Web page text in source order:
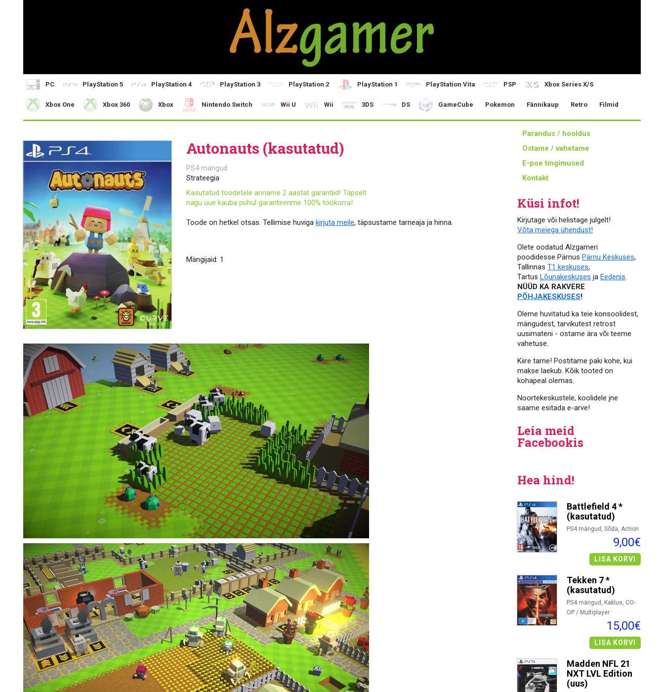
PC PlayStation 5 PlayStation 4 PlayStation 3 PlayStation 2 PlayStation 1 PlayStation Vita PSP Xbox Series X/S
Xbox One Xbox 360 Xbox Nintendo Switch Wii U Wii 3DS DS GameCube Pokemon Fännikaup Retro Filmid
Parandus / hooldus
Ostame / vahetame
E-poe tingimused
Kontakt
Küsi infot!
Kirjutage või helistage julgelt!
Võta meiega ühendust!
Olete oodatud Alzgameri
poodidesse Pärnus Pärnu Keskuses,
Tallinnas T1 keskuses,
Tartus Lõunakeskuses ja Eedenis.
NÜÜD KA RAKVERE
PÕHJAKESKUSES!
Oleme huvitatud ka teie konsoolidest,
mängudest, tarvikutest retrost
uusimateni - ostame ära või teeme
vahetuse.
Kiire tarne! Postitame paki kohe, kui
makse laekub. Kõik tooted on
kohapeal olemas.
Noortekeskustele, koolidele jne
saame esitada e-arve!
Leia meid
Facebookis
Hea hind!
Battlefield 4 *
(kasutatud)
PS4 mängud, Sõda, Action
9,00€
LISA KORVI
Tekken 7 *
(kasutatud)
PS4 mängud, Kaklus, CO-
OP / Multiplayer
15,00€
LISA KORVI
Madden NFL 21
NXT LVL Edition
(uus)
Autonauts (kasutatud)
PS4 mängud
Strateegia
Kasutatud toodetele anname 2 aastat garantiid! Täpselt
nagu uue kauba puhul garanteerime 100% töökorra!
Toode on hetkel otsas. Tellimise huviga kirjuta meile, täpsustame tarneaja ja hinna.
Mängijaid: 1